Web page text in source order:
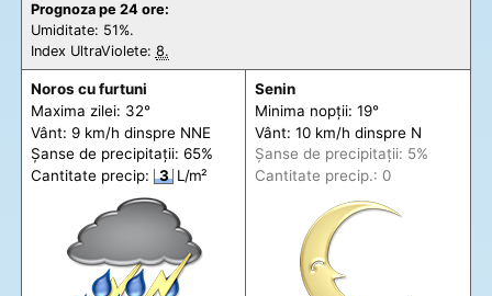
Prognoza pe 24 ore:
Umiditate: 51%.
Index UltraViolete: 8.
Noros cu furtuni
Maxima zilei: 32°
Vânt: 9 km/h dinspre NNE
Șanse de precipitații: 65%
Cantitate precip:
3 L/m²
Senin
Minima nopții: 19°
Vânt: 10 km/h dinspre N
Șanse de precipitații: 5%
Cantitate precip.: 0